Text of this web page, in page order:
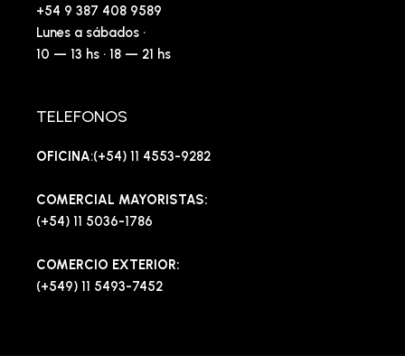
+54 9 387 408 9589
Lunes a sábados ·
10 — 13 hs · 18 — 21 hs
TELEFONOS
OFICINA:(+54) 11 4553-9282
COMERCIAL MAYORISTAS:
(+54) 11 5036-1786
COMERCIO EXTERIOR:
(+549) 11 5493-7452